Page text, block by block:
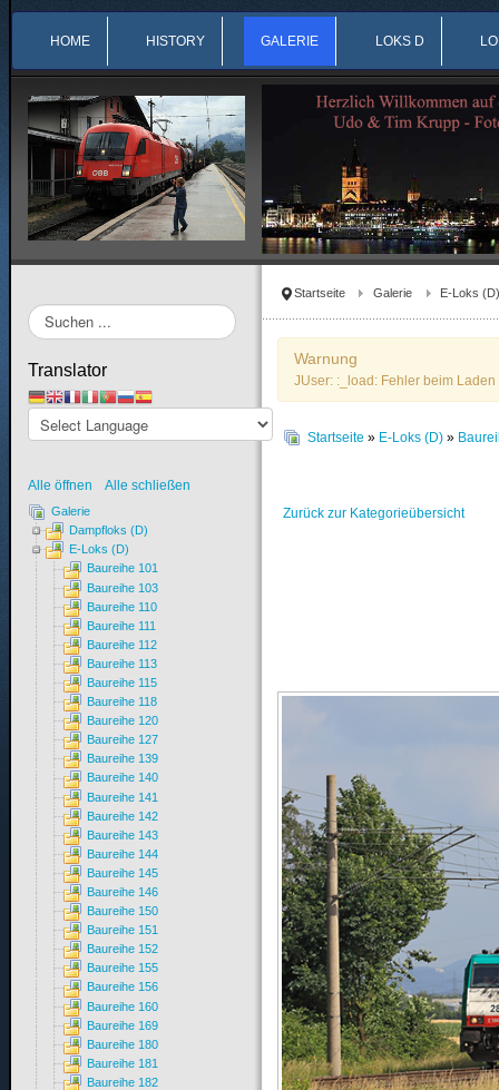
HOME HISTORY GALERIE LOKS D
Startseite Galerie E-Loks (D)
Warnung
JUser: :_load: Fehler beim
Startseite » E-Loks (D) »
Zurück zur Kategorieübersicht
Suchen
...
Translator
Alle öffnen Alle schließen
Galerie
Dampfloks (D)
E-Loks (D)
Baureihe 101
Baureihe 103
Baureihe 110
Baureihe 111
Baureihe 112
Baureihe 113
Baureihe 115
Baureihe 118
Baureihe 120
Baureihe 127
Baureihe 139
Baureihe 140
Baureihe 141
Baureihe 142
Baureihe 143
Baureihe 144
Baureihe 145
Baureihe 146
Baureihe 150
Baureihe 151
Baureihe 152
Baureihe 155
Baureihe 156
Baureihe 160
Baureihe 169
Baureihe 180
Baureihe 181
Baureihe 182